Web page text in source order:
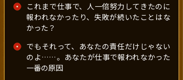
これまで仕事で、人一倍努力してきたのに
報われなかったり、失敗が続いたことはな
かった？
でもそれって、あなたの責任だけじゃない
のよ……。あなたが仕事で報われなかった
一番の原因